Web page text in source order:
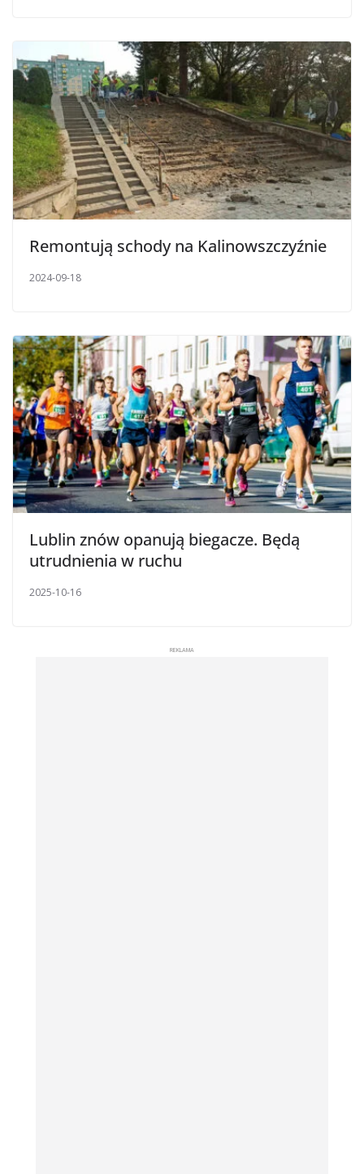
Remontują schody na Kalinowszczyźnie
2024-09-18
Lublin znów opanują biegacze. Będą
utrudnienia w ruchu
2025-10-16
REKLAMA